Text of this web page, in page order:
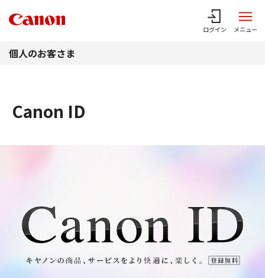
ログイン メニュー
個人のお客さま
Canon ID